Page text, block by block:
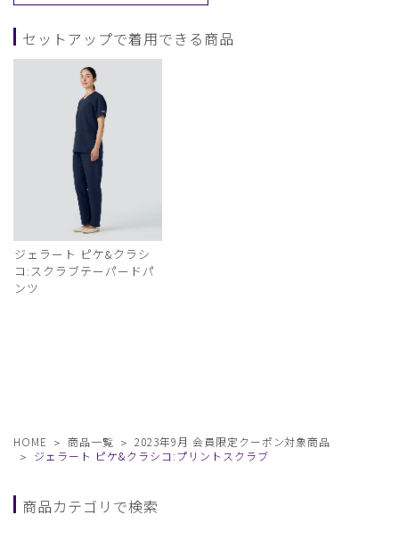
セットアップで着用できる商品
ジェラート ピケ&クラシ
コ:スクラブテーパードパ
ンツ
HOME 商品一覧
2023年9月 会員限定クーポン対象商品
ジェラート ピケ&クラシコ:プリントスクラブ
商品カテゴリで検索